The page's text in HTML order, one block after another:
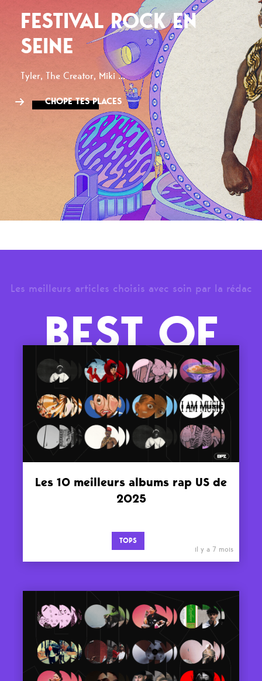
FESTIVAL ROCK EN
SEINE
Tyler, The Creator, Miki ...
CHOPE TES PLACES
Les meilleurs articles choisis avec soin par la rédac
BEST OF
Les 10 meilleurs albums rap US de
2025
TOPS
il y a 7 mois